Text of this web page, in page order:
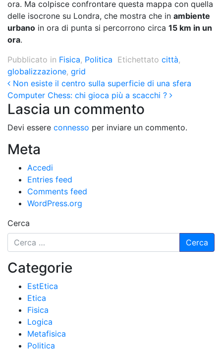
ora. Ma colpisce confrontare questa mappa con quella
delle isocrone su Londra, che mostra che in ambiente
urbano in ora di punta si percorrono circa 15 km in un
ora.
Pubblicato in Fisica, Politica Etichettato città,
globalizzazione, grid
Post navigation
Non esiste il centro sulla superficie di una sfera
Computer Chess: chi gioca più a scacchi ?
Lascia un commento
Devi essere connesso per inviare un commento.
Meta
Accedi
Entries feed
Comments feed
WordPress.org
Cerca
Categorie
EstEtica
Etica
Fisica
Logica
Metafisica
Politica